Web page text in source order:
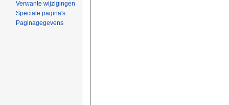
Verwante wijzigingen
Speciale pagina's
Paginagegevens